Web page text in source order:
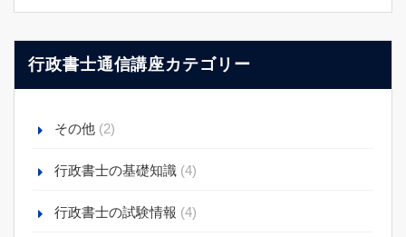
行政書士通信講座カテゴリー
その他 (2)
行政書士の基礎知識 (4)
行政書士の試験情報 (4)